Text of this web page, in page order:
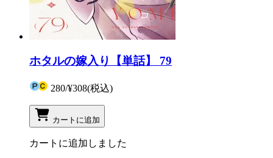
ホタルの嫁入り【単話】 79
280/¥308(税込)
カートに追加
カートに追加しました